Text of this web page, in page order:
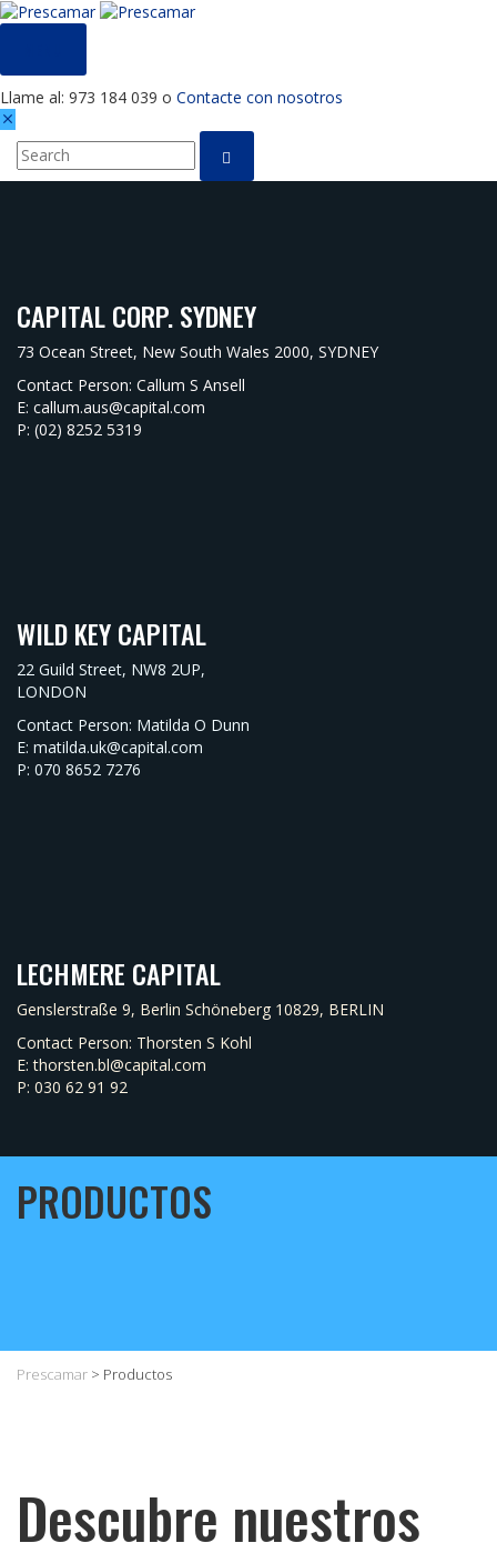
Llame al: 973 184 039 o Contacte con nosotros
CAPITAL CORP. SYDNEY
73 Ocean Street, New South Wales 2000, SYDNEY
Contact Person: Callum S Ansell
E: callum.aus@capital.com
P: (02) 8252 5319
WILD KEY CAPITAL
22 Guild Street, NW8 2UP,
LONDON
Contact Person: Matilda O Dunn
E: matilda.uk@capital.com
P: 070 8652 7276
LECHMERE CAPITAL
Genslerstraße 9, Berlin Schöneberg 10829, BERLIN
Contact Person: Thorsten S Kohl
E: thorsten.bl@capital.com
P: 030 62 91 92
PRODUCTOS
Prescamar > Productos
Descubre nuestros